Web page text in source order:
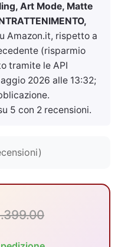
Art Mode, Matte
Amazon.it, rispetto a
(risparmio
tramite le API
2026 alle 13:32;
5 con 2 recensioni.